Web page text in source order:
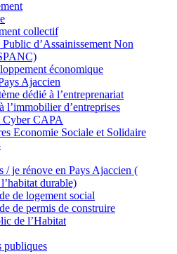
collectif
d’Assainissement Non
économique
Ajaccien
dédié à l’entreprenariat
l’immobilier d’entreprises
Cyber CAPA
Economie Sociale et Solidaire
/ je rénove en Pays Ajaccien (
durable)
de logement social
de permis de construire
de l’Habitat
publiques